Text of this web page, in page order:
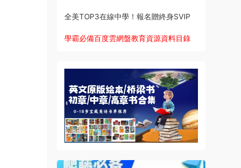
全美TOP3在線中學！報名贈終身SVIP
學霸必備百度雲網盤教育資源資料目錄